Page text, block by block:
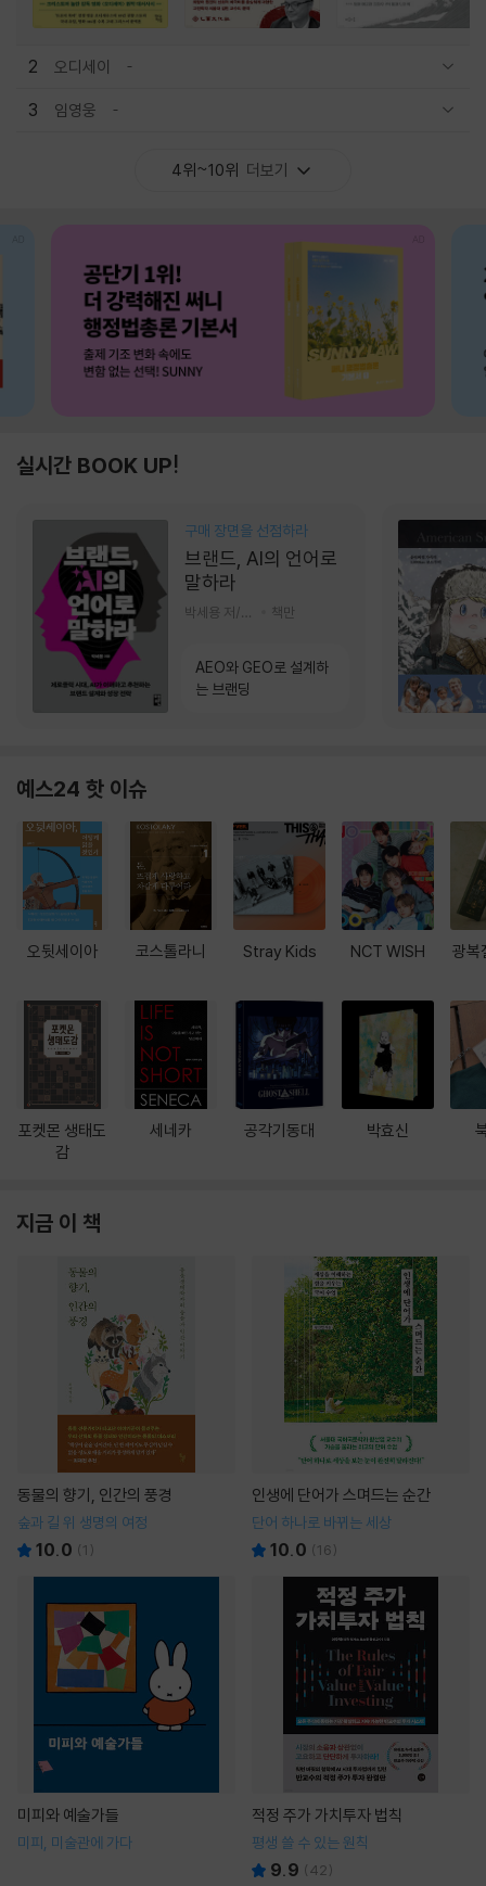
2 오디세이
3 임영웅
4위~10위 더보기
실시간 BOOK UP!
구매 장면을 선점하라
브랜드, AI의 언어로
말하라
책만
AEO와 GEO로 설계하
는 브랜딩
예스24 핫 이슈
오뒷세이아
포켓몬 생태도
감
코스톨라니
세네카
Stray Kids
공각기동대
NCT WISH
박효신
광복
지금 이 책
동물의 향기, 인간의 풍경
숲과 길 위 생명의 여정
10.0 (1 )
인생에 단어가 스며드는 순간
단어 하나로 바뀌는 세상
10.0 (16)
미피와 예술가들
미피, 미술관에 가다
적정 주가 가치투자 법칙
평생 쓸 수 있는 원칙
9.9 (42)